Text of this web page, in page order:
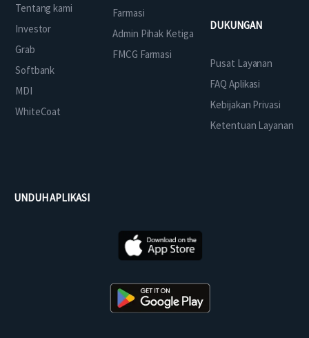
Tentang kami
Investor
Grab
Softbank
MDI
WhiteCoat
Farmasi
Admin Pihak Ketiga
FMCG Farmasi
DUKUNGAN
Pusat Layanan
FAQ Aplikasi
Kebijakan Privasi
Ketentuan Layanan
UNDUH APLIKASI